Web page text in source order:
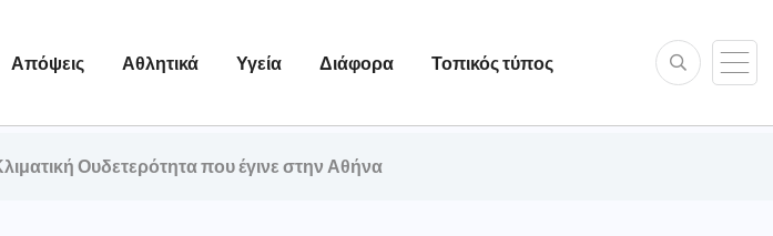
Απόψεις Αθλητικά Υγεία Διάφορα Τοπικός τύπος
Ουδετερότητα που έγινε στην Αθήνα